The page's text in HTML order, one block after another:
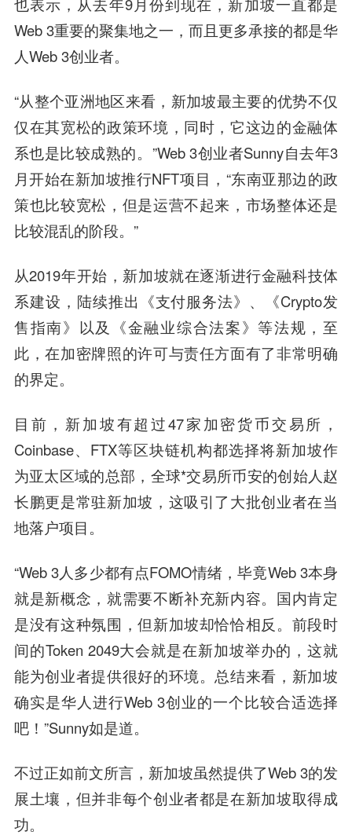
Web 3重要的聚集地之一，而且更多承接的都是华
人Web 3创业者。
“从整个亚洲地区来看，新加坡最主要的优势不仅
仅在其宽松的政策环境，同时，它这边的金融体
系也是比较成熟的。”Web 3创业者Sunny自去年3
月开始在新加坡推行NFT项目，“东南亚那边的政
策也比较宽松，但是运营不起来，市场整体还是
比较混乱的阶段。”
从2019年开始，新加坡就在逐渐进行金融科技体
系建设，陆续推出《支付服务法》、《Crypto发
售指南》以及《金融业综合法案》等法规，至
此，在加密牌照的许可与责任方面有了非常明确
的界定。
目前，新加坡有超过47家加密货币交易所，
Coinbase、FTX等区块链机构都选择将新加坡作
为亚太区域的总部，全球*交易所币安的创始人赵
长鹏更是常驻新加坡，这吸引了大批创业者在当
地落户项目。
“Web 3人多少都有点FOMO情绪，毕竟Web 3本身
就是新概念，就需要不断补充新内容。国内肯定
是没有这种氛围，但新加坡却恰恰相反。前段时
间的Token 2049大会就是在新加坡举办的，这就
能为创业者提供很好的环境。总结来看，新加坡
确实是华人进行Web 3创业的一个比较合适选择
吧！”Sunny如是道。
不过正如前文所言，新加坡虽然提供了Web 3的发
展土壤，但并非每个创业者都是在新加坡取得成
功。